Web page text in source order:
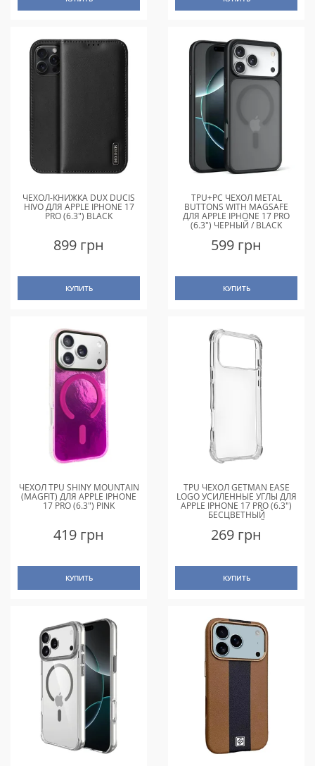
ЧЕХОЛ-КНИЖКА DUX DUCIS
HIVO ДЛЯ APPLE IPHONE 17
PRO (6.3") BLACK
899 грн
КУПИТЬ
TPU+PC ЧЕХОЛ METAL
BUTTONS WITH MAGSAFE
ДЛЯ APPLE IPHONE 17 PRO
(6.3") ЧЕРНЫЙ / BLACK
599 грн
КУПИТЬ
ЧЕХОЛ TPU SHINY MOUNTAIN
(MAGFIT) ДЛЯ APPLE IPHONE
17 PRO (6.3") PINK
419 грн
КУПИТЬ
TPU ЧЕХОЛ GETMAN EASE
LOGO УСИЛЕННЫЕ УГЛЫ ДЛЯ
APPLE IPHONE 17 PRO (6.3")
БЕСЦВЕТНЫЙ
(ПРОЗРАЧНЫЙ)
269 грн
КУПИТЬ